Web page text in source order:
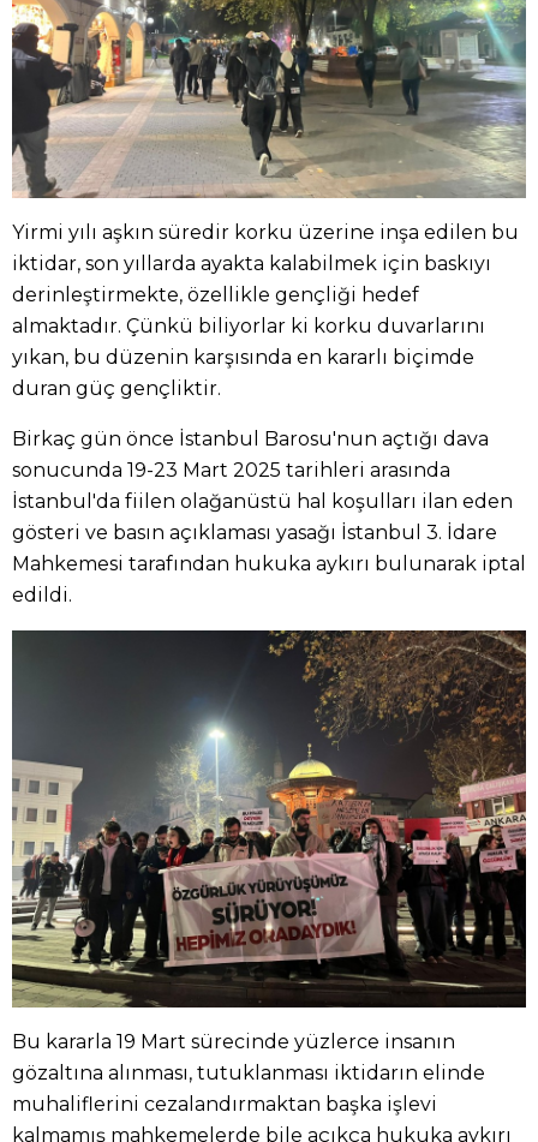
Yirmi yılı aşkın süredir korku üzerine inşa edilen bu
iktidar, son yıllarda ayakta kalabilmek için baskıyı
derinleştirmekte, özellikle gençliği hedef
almaktadır. Çünkü biliyorlar ki korku duvarlarını
yıkan, bu düzenin karşısında en kararlı biçimde
duran güç gençliktir.
Birkaç gün önce İstanbul Barosu'nun açtığı dava
sonucunda 19-23 Mart 2025 tarihleri arasında
İstanbul'da fiilen olağanüstü hal koşulları ilan eden
gösteri ve basın açıklaması yasağı İstanbul 3. İdare
Mahkemesi tarafından hukuka aykırı bulunarak iptal
edildi.
Bu kararla 19 Mart sürecinde yüzlerce insanın
gözaltına alınması, tutuklanması iktidarın elinde
muhaliflerini cezalandırmaktan başka işlevi
kalmamış mahkemelerde bile açıkça hukuka aykırı